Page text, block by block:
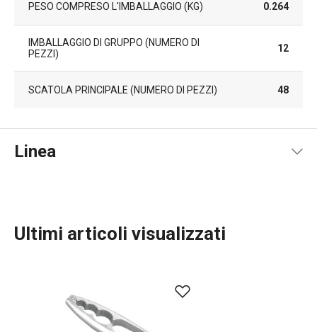
PESO COMPRESO L'IMBALLAGGIO (KG) 0.264
IMBALLAGGIO DI GRUPPO (NUMERO DI
PEZZI)
12
SCATOLA PRINCIPALE (NUMERO DI PEZZI) 48
Linea
Cucinare
Ultimi articoli visualizzati